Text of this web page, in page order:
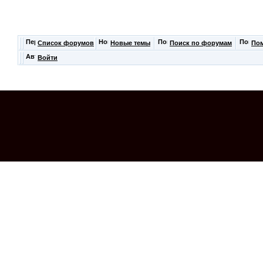
Список форумов Новые темы Поиск по форумам
Войти